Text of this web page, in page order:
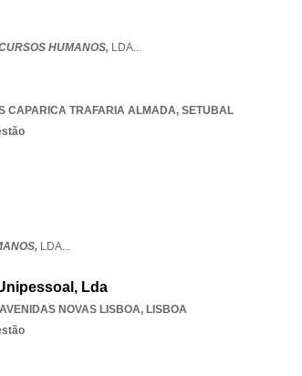
HUMANOS, LDA...
CAPARICA TRAFARIA ALMADA, SETUBAL
LDA...
Lda
AVENIDAS NOVAS LISBOA, LISBOA